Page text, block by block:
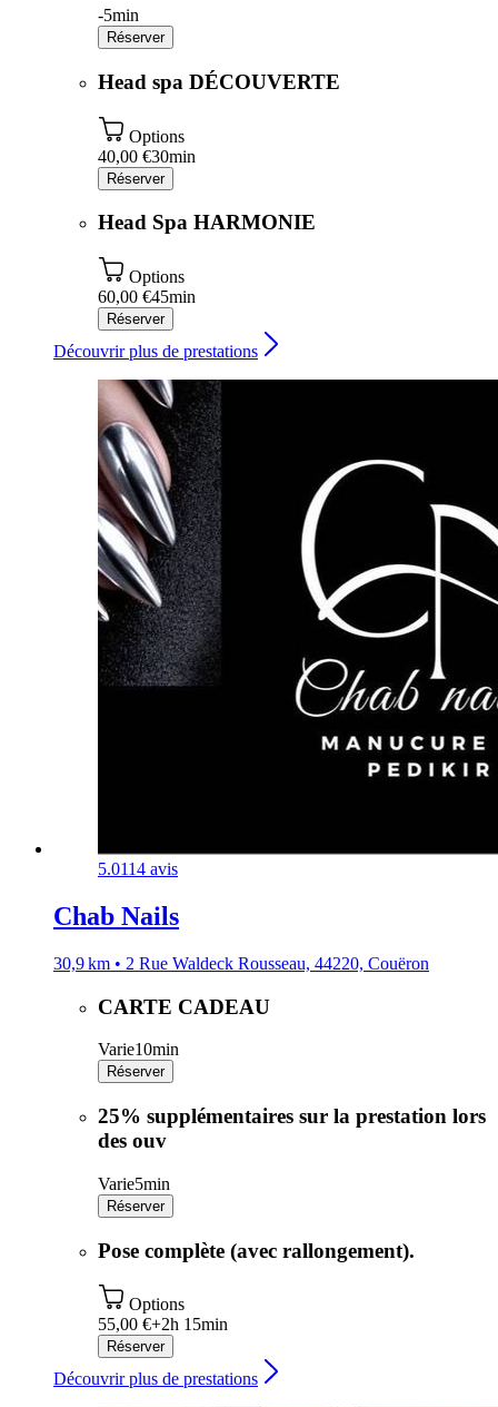
-5min
Réserver
Head spa DÉCOUVERTE
Options
40,00 €30min
Réserver
Head Spa HARMONIE
Options
60,00 €45min
Réserver
Découvrir plus de prestations
5.0114 avis
Chab Nails
30,9 km • 2 Rue Waldeck Rousseau, 44220, Couëron
CARTE CADEAU
Varie10min
Réserver
25% supplémentaires sur la prestation lors
des ouv
Varie5min
Réserver
Pose complète (avec rallongement).
Options
55,00 €+2h 15min
Réserver
Découvrir plus de prestations